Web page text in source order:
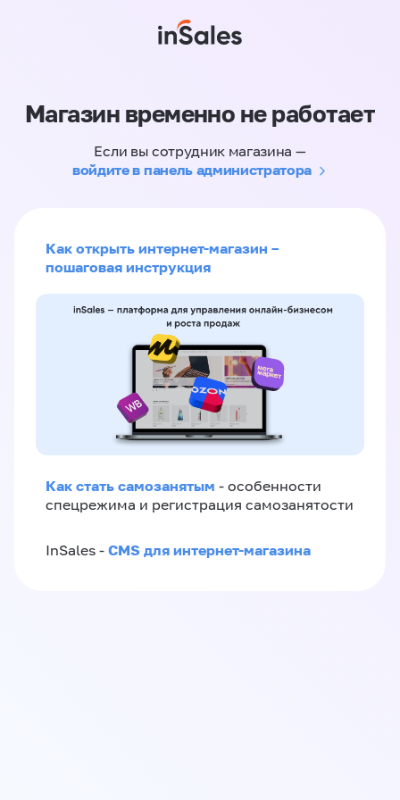
Магазин временно не работает
Если вы сотрудник магазина —
войдите в панель администратора
Как открыть интернет-магазин –
пошаговая инструкция
Как стать самозанятым - особенности
спецрежима и регистрация самозанятости
InSales - CMS для интернет-магазина